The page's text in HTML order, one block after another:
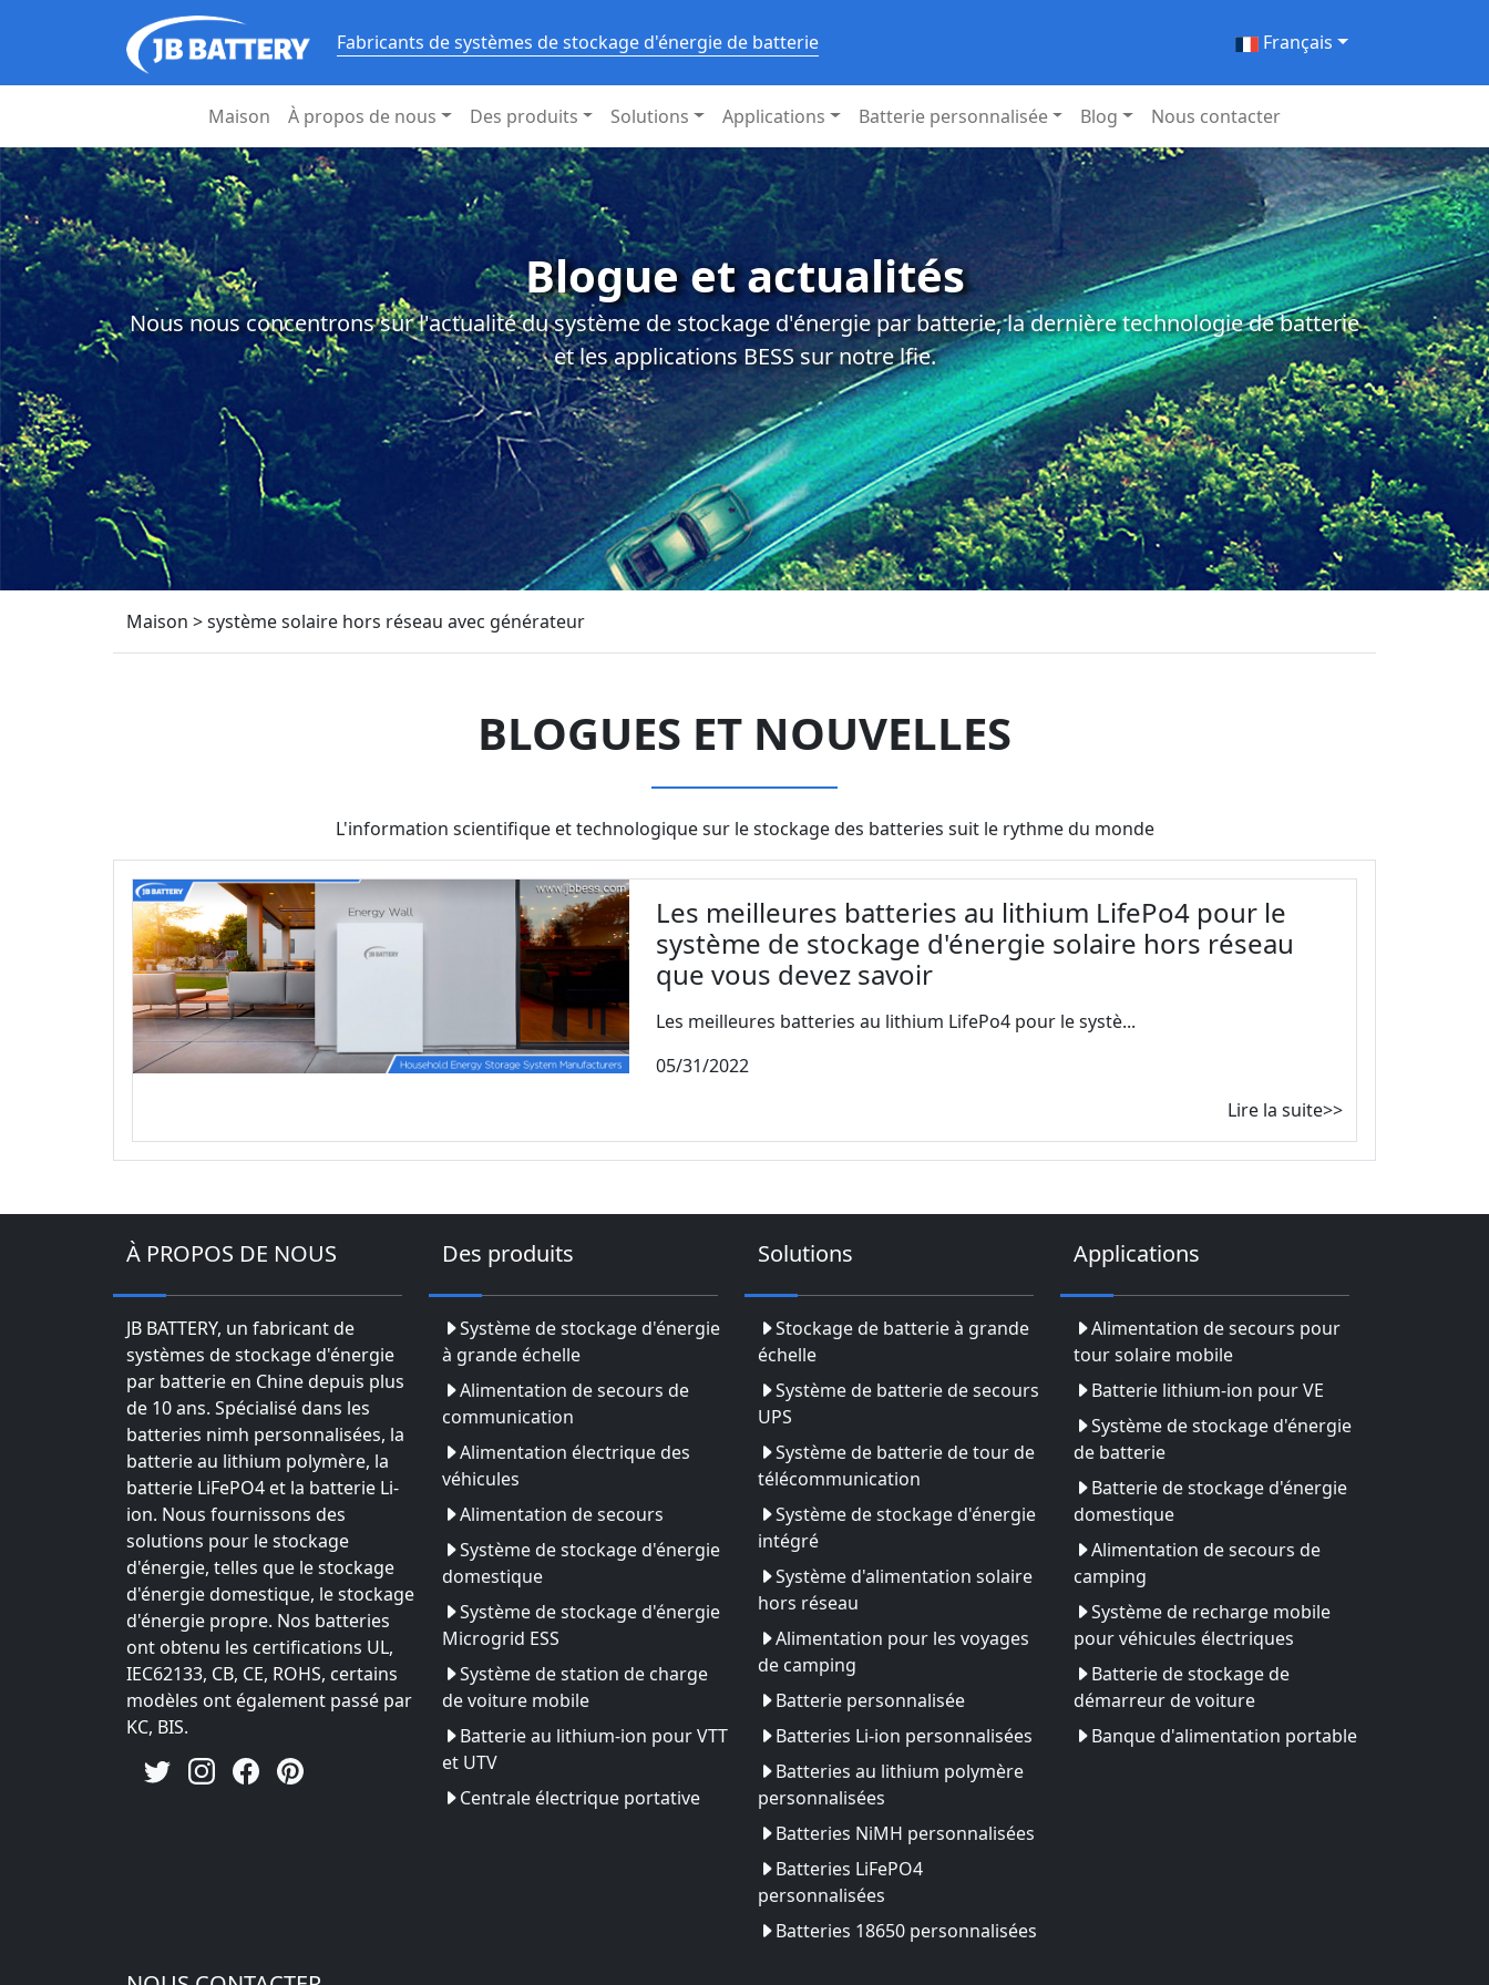
Fabricants de systèmes de stockage d'énergie de batterie Français
Maison À propos de nous Des produits Solutions Applications Batterie personnalisée Blog Nous contacter
Blogue et actualités
Nous nous concentrons sur l'actualité du système de stockage d'énergie par batterie, la dernière technologie de batterie
et les applications BESS sur notre lfie.
Maison >système solaire hors réseau avec générateur
BLOGUES ET NOUVELLES
L'information scientifique et technologique sur le stockage des batteries suit le rythme du monde
Les meilleures batteries au lithium LifePo4 pour le
système de stockage d'énergie solaire hors réseau
que vous devez savoir
Les meilleures batteries au lithium LifePo4 pour le systè...
05/31/2022
Lire la suite>>
À PROPOS DE NOUS
JB BATTERY, un fabricant de
systèmes de stockage d'énergie
par batterie en Chine depuis plus
de 10 ans. Spécialisé dans les
batteries nimh personnalisées, la
batterie au lithium polymère, la
batterie LiFePO4 et la batterie Li-
ion. Nous fournissons des
solutions pour le stockage
d'énergie, telles que le stockage
d'énergie domestique, le stockage
d'énergie propre. Nos batteries
ont obtenu les certifications UL,
IEC62133, CB, CE, ROHS, certains
modèles ont également passé par
KC, BIS.
Des produits
Système de stockage d'énergie
à grande échelle
Alimentation de secours de
communication
Alimentation électrique des
véhicules
Alimentation de secours
Système de stockage d'énergie
domestique
Système de stockage d'énergie
Microgrid ESS
Système de station de charge
de voiture mobile
Batterie au lithium-ion pour VTT
et UTV
Centrale électrique portative
Solutions
Stockage de batterie à grande
échelle
Système de batterie de secours
UPS
Système de batterie de tour de
télécommunication
Système de stockage d'énergie
intégré
Système d'alimentation solaire
hors réseau
Alimentation pour les voyages
de camping
Batterie personnalisée
Batteries Li-ion personnalisées
Batteries au lithium polymère
personnalisées
Batteries NiMH personnalisées
Batteries LiFePO4
personnalisées
Batteries 18650 personnalisées
Applications
Alimentation de secours pour
tour solaire mobile
Batterie lithium-ion pour VE
Système de stockage d'énergie
de batterie
Batterie de stockage d'énergie
domestique
Alimentation de secours de
camping
Système de recharge mobile
pour véhicules électriques
Batterie de stockage de
démarreur de voiture
Banque d'alimentation portable